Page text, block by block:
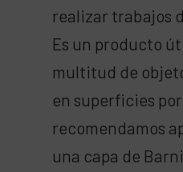
realizar trabajos
Es un producto
multitud de
en superficies
recomendamos
una capa de